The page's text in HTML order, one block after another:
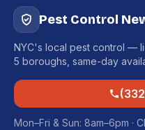
Pest Control
NYC's local pest control —
5 boroughs, same-day
Mon–Fri & Sun: 8am–6pm ·